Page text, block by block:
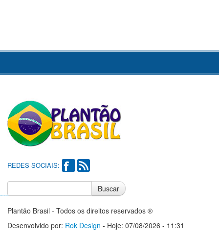
REDES SOCIAIS:
Buscar
Plantão Brasil - Todos os direitos reservados ®
Desenvolvido por: Rok Design - Hoje: 07/08/2026 - 11:31